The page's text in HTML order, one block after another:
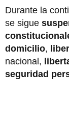
Durante la
se sigue
domicilio,
nacional,
seguridad